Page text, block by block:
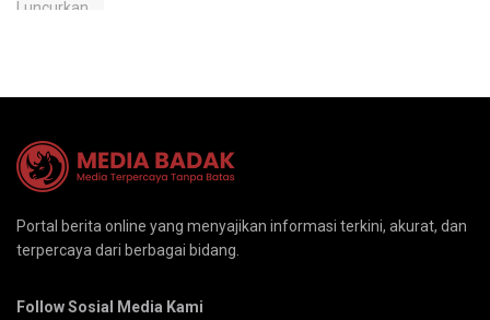
Portal berita online yang menyajikan informasi terkini, akurat, dan
terpercaya dari berbagai bidang.
Follow Sosial Media Kami